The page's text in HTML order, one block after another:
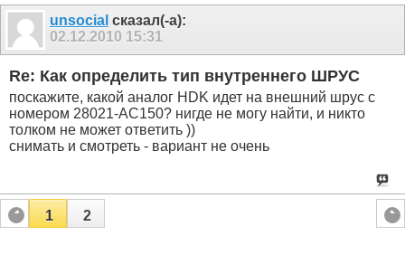
unsocial сказал(-а):
02.12.2010 15:31
Re: Как определить тип внутреннего ШРУС
поскажите, какой аналог HDK идет на внешний шрус с
номером 28021-AC150? нигде не могу найти, и никто
толком не может ответить ))
снимать и смотреть - вариант не очень
1 2